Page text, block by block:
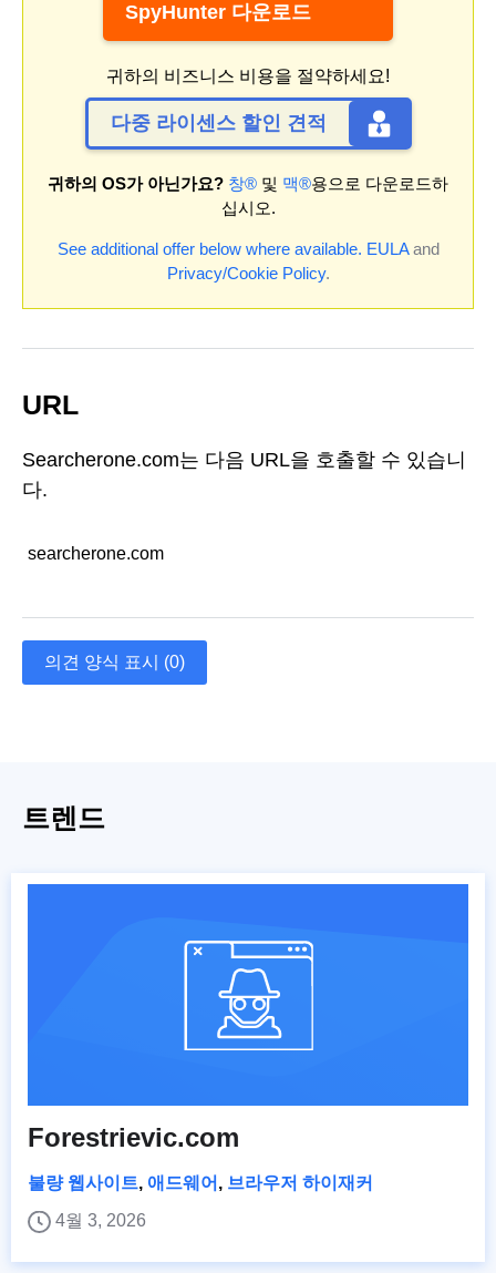
SpyHunter 다운로드
귀하의 비즈니스 비용을 절약하세요!
다중 라이센스 할인 견적
귀하의 OS가 아닌가요? 창® 및 맥®용으로 다운로드하
십시오.
See additional offer below where available. EULAand
Privacy/Cookie Policy.
URL
Searcherone.com는 다음 URL을 호출할 수 있습니
다.
searcherone.com
의견 양식 표시 (0)
트렌드
Forestrievic.com
불량 웹사이트, 애드웨어 , 브라우저 하이재커
4월 3, 2026